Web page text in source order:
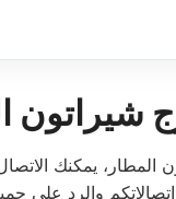
شيراتون
المطار، يمكنك